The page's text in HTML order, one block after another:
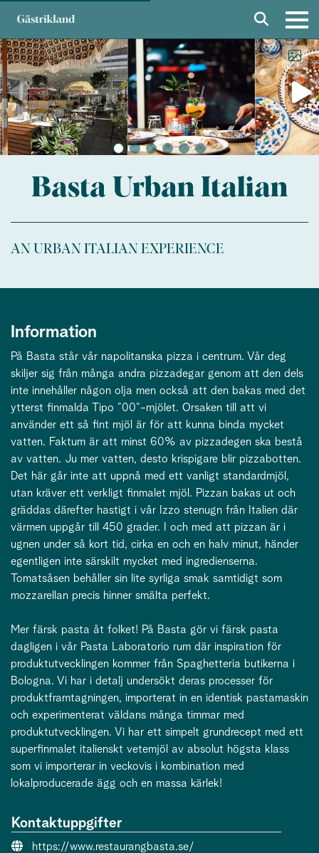
Basta Urban Italian
AN URBAN ITALIAN EXPERIENCE
Information
På Basta står vår napolitanska pizza i centrum. Vår deg
skiljer sig från många andra pizzadegar genom att den dels
inte innehåller någon olja men också att den bakas med det
ytterst finmalda Tipo ”00”-mjölet. Orsaken till att vi
använder ett så fint mjöl är för att kunna binda mycket
vatten. Faktum är att minst 60% av pizzadegen ska bestå
av vatten. Ju mer vatten, desto krispigare blir pizzabotten.
Det här går inte att uppnå med ett vanligt standardmjöl,
utan kräver ett verkligt finmalet mjöl. Pizzan bakas ut och
gräddas därefter hastigt i vår Izzo stenugn från Italien där
värmen uppgår till 450 grader. I och med att pizzan är i
ugnen under så kort tid, cirka en och en halv minut, händer
egentligen inte särskilt mycket med ingredienserna.
Tomatsåsen behåller sin lite syrliga smak samtidigt som
mozzarellan precis hinner smälta perfekt.
Mer färsk pasta åt folket! På Basta gör vi färsk pasta
dagligen i vår Pasta Laboratorio rum där inspiration för
produktutvecklingen kommer från Spaghetteria butikerna i
Bologna. Vi har i detalj undersökt deras processer för
produktframtagningen, importerat in en identisk pastamaskin
och experimenterat väldans många timmar med
produktutvecklingen. Vi har ett simpelt grundrecept med ett
superfinmalet italienskt vetemjöl av absolut högsta klass
som vi importerar in veckovis i kombination med
lokalproducerade ägg och en massa kärlek!
Kontaktuppgifter
Webbsida:
https://www.restaurangbasta.se/